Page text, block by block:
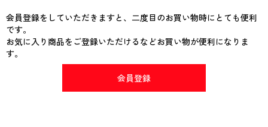
会員登録をしていただきますと、二度目のお買い物時にとても便利
です。
お気に入り商品をご登録いただけるなどお買い物が便利になりま
す。
会員登録